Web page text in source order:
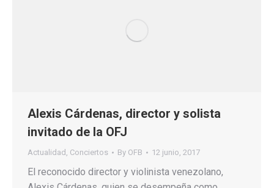
Alexis Cárdenas, director y solista
invitado de la OFJ
Actualidad Conciertos By OFB 12 junio, 2017
El reconocido director y violinista venezolano,